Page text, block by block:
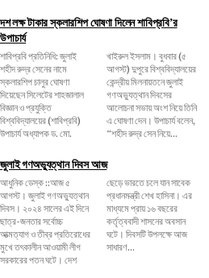
দশ লক্ষ টাকার স্কলারশিপ ঘোষণা দিলেন শাবিপ্রবি’র
উপাচার্য
শাবিপ্রবি প্রতিনিধি: জুলাই
শহীদ রুদ্র সেনের নামে
স্কলারশিপ চালুর ঘোষণা
দিয়েছেন সিলেটের শাহজালাল
বিজ্ঞান ও প্রযুক্তি
বিশ্ববিদ্যালয়ের (শাবিপ্রবি)
উপাচার্য অধ্যাপক ড. মো.
খাইরুল ইসলাম। বুধবার (৫
আগস্ট) দুপুরে বিশ্ববিদ্যালয়ের
কেন্দ্রীয় মিলনায়তনে জুলাই
গণঅভ্যুত্থান দিবসের
আলোচনা সভায় অংশ নিয়ে তিনি
এ ঘোষণা দেন। উপাচার্য বলেন,
‌“শহীদ রুদ্র সেন নিয়ে...
জুলাই গণঅভ্যুত্থান দিবস আজ
আধুনিক ডেস্ক ::আজ ৫
আগস্ট। জুলাই গণঅভ্যুত্থান
দিবস। ২০২৪ সালের এই দিনে
ছাত্র-জনতার সর্বোচ্চ
আত্মত্যাগ ও তীব্র প্রতিরোধের
মুখে তৎকালীন আওয়ামী লীগ
সরকারের পতন ঘটে। দেশ
ছেড়ে ভারতে চলে যান সাবেক
প্রধানমন্ত্রী শেখ হাসিনা। এর
মাধ্যমে প্রায় ১৬ বছরের
কর্তৃত্ববাদী শাসনের অবসান
ঘটে। দিবসটি উপলক্ষে আজ
সাধারণ...